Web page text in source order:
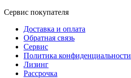
Сервис покупателя
Доставка и оплата
Обратная связь
Сервис
Политика конфиденциальности
Лизинг
Рассрочка